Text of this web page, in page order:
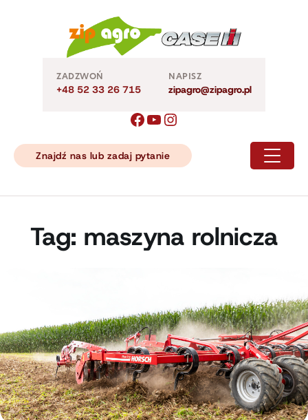
ZADZWOŃ
+48 52 33 26 715
NAPISZ
zipagro@zipagro.pl
Znajdź nas lub zadaj pytanie
Tag: maszyna rolnicza